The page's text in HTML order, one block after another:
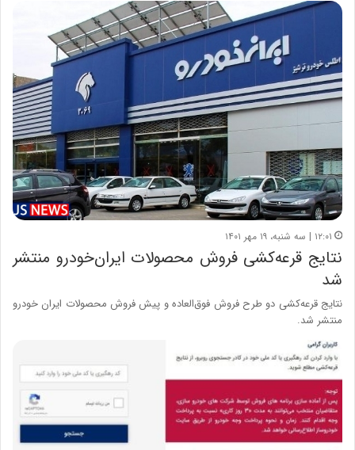
۱۲:۰۱ | سه شنبه، ۱۹ مهر ۱۴۰۱
نتایج قرعه‌کشی فروش محصولات ایران‌خودرو منتشر
شد
نتایج قرعه‌کشی دو طرح فروش فوق‌العاده و پیش فروش محصولات ایران خودرو
منتشر شد.